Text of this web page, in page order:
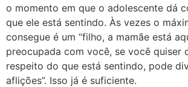
o momento em que o adolescente dá
que ele está sentindo. Às vezes o
consegue é um “filho, a mamãe está
preocupada com você, se você quiser
respeito do que está sentindo, pode
aflições”. Isso já é suficiente.